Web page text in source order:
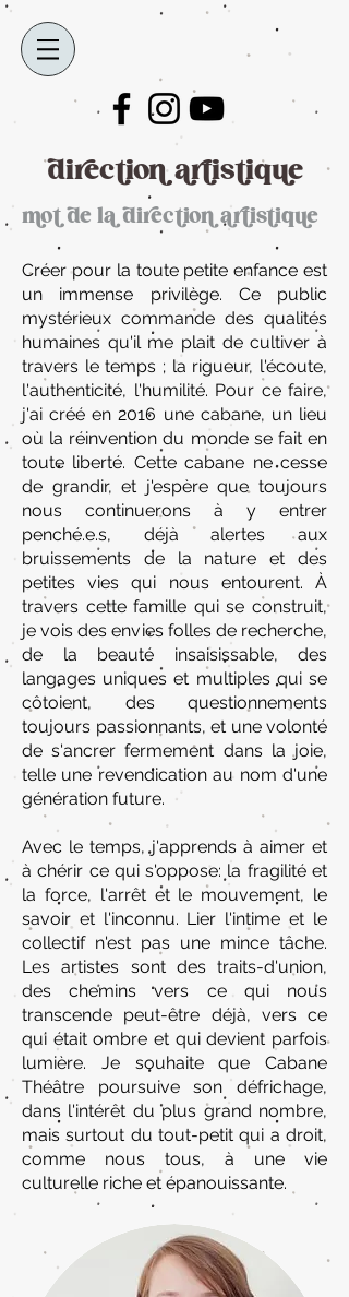
direction artistique
mot de la direction artistique
Créer pour la toute petite enfance est
un immense privilège. Ce public
mystérieux commande des qualités
humaines qu'il me plait de cultiver à
travers le temps ; la rigueur, l'écoute,
l'authenticité, l'humilité. Pour ce faire,
j'ai créé en 2016 une cabane, un lieu
où la réinvention du monde se fait en
toute liberté. Cette cabane ne cesse
de grandir, et j'espère que toujours
nous continuerons à y entrer
penché.e.s, déjà alertes aux
bruissements de la nature et des
petites vies qui nous entourent. À
travers cette famille qui se construit,
je vois des envies folles de recherche,
de la beauté insaisissable, des
langages uniques et multiples qui se
côtoient, des questionnements
toujours passionnants, et une volonté
de s'ancrer fermement dans la joie,
telle une revendication au nom d'une
génération future.
Avec le temps, j'apprends à aimer et
à chérir ce qui s'oppose: la fragilité et
la force, l'arrêt et le mouvement, le
savoir et l'inconnu. Lier l'intime et le
collectif n'est pas une mince tâche.
Les artistes sont des traits-d'union,
des chemins vers ce qui nous
transcende peut-être déjà, vers ce
qui était ombre et qui devient parfois
lumière. Je souhaite que Cabane
Théâtre poursuive son défrichage,
dans l'intérêt du plus grand nombre,
mais surtout du tout-petit qui a droit,
comme nous tous, à une vie
culturelle riche et épanouissante.